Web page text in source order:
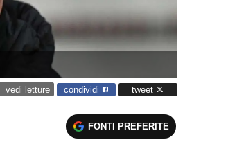
vedi letture condividi tweet
FONTI PREFERITE